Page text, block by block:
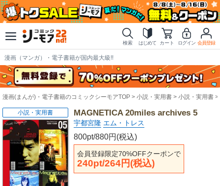
検索 はじめて カート ログイン 会員登録
漫画（マンガ）・電子書籍が国内最大級!!
漫画(まんが)・電子書籍のコミックシーモアTOP 小説・実用書 小説・実用書
MAGNETICA 20miles archives 5
宇都宮隆 エム・トレス
800pt/880円(税込)
会員登録限定70%OFFクーポンで
240pt/264円(税込)
小説・実用書